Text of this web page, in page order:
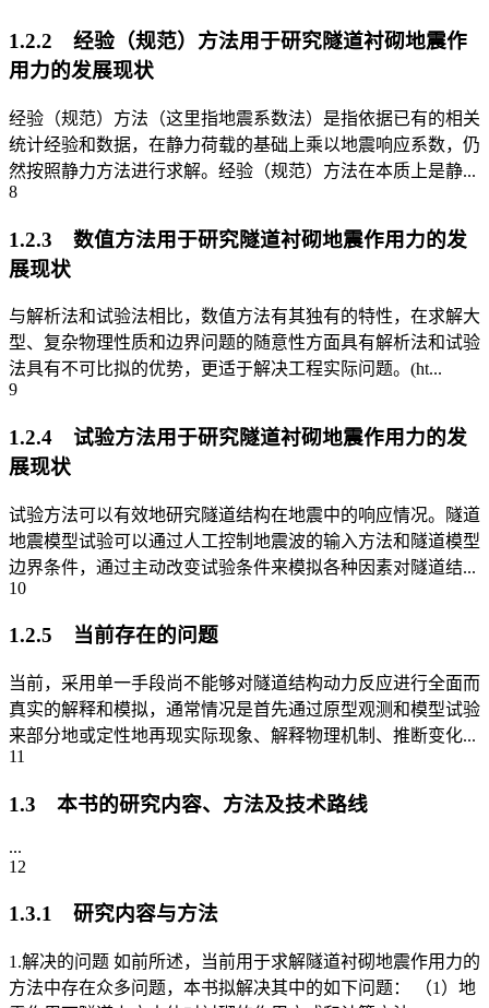
1.2.2 经验（规范）方法用于研究隧道衬砌地震作
用力的发展现状
经验（规范）方法（这里指地震系数法）是指依据已有的相关
统计经验和数据，在静力荷载的基础上乘以地震响应系数，仍
然按照静力方法进行求解。经验（规范）方法在本质上是静...
8
1.2.3 数值方法用于研究隧道衬砌地震作用力的发
展现状
与解析法和试验法相比，数值方法有其独有的特性，在求解大
型、复杂物理性质和边界问题的随意性方面具有解析法和试验
法具有不可比拟的优势，更适于解决工程实际问题。(ht...
9
1.2.4 试验方法用于研究隧道衬砌地震作用力的发
展现状
试验方法可以有效地研究隧道结构在地震中的响应情况。隧道
地震模型试验可以通过人工控制地震波的输入方法和隧道模型
边界条件，通过主动改变试验条件来模拟各种因素对隧道结...
10
1.2.5 当前存在的问题
当前，采用单一手段尚不能够对隧道结构动力反应进行全面而
真实的解释和模拟，通常情况是首先通过原型观测和模型试验
来部分地或定性地再现实际现象、解释物理机制、推断变化...
11
1.3 本书的研究内容、方法及技术路线
...
12
1.3.1 研究内容与方法
1.解决的问题 如前所述，当前用于求解隧道衬砌地震作用力的
方法中存在众多问题，本书拟解决其中的如下问题： （1）地